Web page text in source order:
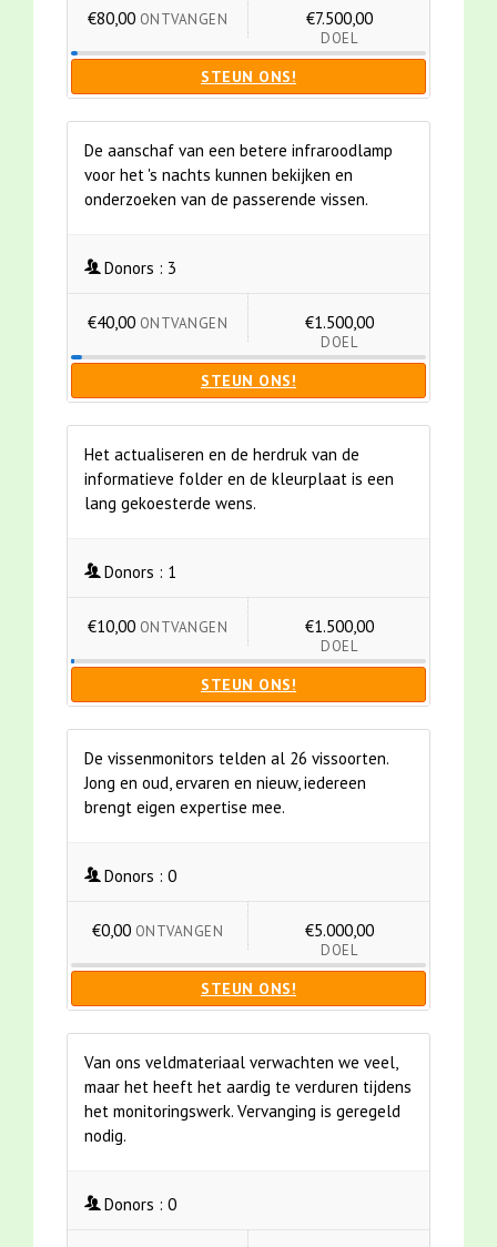
€80,00 ONTVANGEN €7.500,00
DOEL
STEUN ONS!
De aanschaf van een betere infraroodlamp
voor het 's nachts kunnen bekijken en
onderzoeken van de passerende vissen.
Donors : 3
€40,00 ONTVANGEN €1.500,00
DOEL
STEUN ONS!
Het actualiseren en de herdruk van de
informatieve folder en de kleurplaat is een
lang gekoesterde wens.
Donors : 1
€10,00 ONTVANGEN €1.500,00
DOEL
STEUN ONS!
De vissenmonitors telden al 26 vissoorten.
Jong en oud, ervaren en nieuw, iedereen
brengt eigen expertise mee.
Donors : 0
€0,00 ONTVANGEN €5.000,00
DOEL
STEUN ONS!
Van ons veldmateriaal verwachten we veel,
maar het heeft het aardig te verduren tijdens
het monitoringswerk. Vervanging is geregeld
nodig.
Donors : 0